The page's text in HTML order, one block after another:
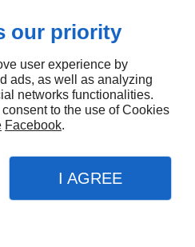
5 m / Largeur à
our priority
user experience by
ads, as well as analyzing
networks functionalities.
to the use of Cookies
Facebook.
I AGREE